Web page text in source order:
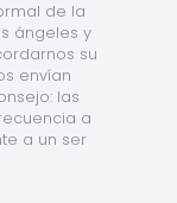
de la
ángeles y
su
envían
las
a
a un ser